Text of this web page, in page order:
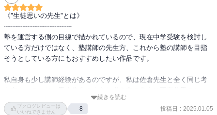
《”生徒思いの先生”とは》
┈┈┈┈┈┈┈┈┈┈
塾を運営する側の目線で描かれているので、現在中学受験を検討し
ている方だけではなく、塾講師の先生方、これから塾の講師を目指
そうとしている方にもおすすめしたい作品です。
私自身も少し講師経験があるのですが、私は佐倉先生と全く同じ考
た。でも、こちらを読んで、「先生と一緒に頑張ろうね！」と励ま
すのが「良い先生」とは限らないのだと気付かされました。
続きを読む
ブクログレビューは
いいねできません
8 投稿日 : 2025.01.05